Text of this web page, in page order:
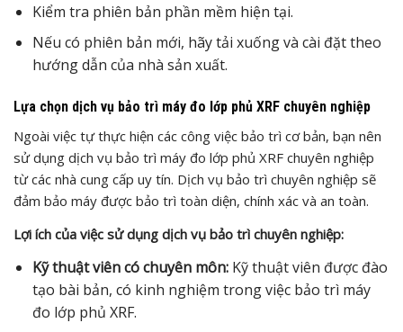
Kiểm tra phiên bản phần mềm hiện tại.
Nếu có phiên bản mới, hãy tải xuống và cài đặt theo
hướng dẫn của nhà sản xuất.
Lựa chọn dịch vụ bảo trì máy đo lớp phủ XRF chuyên nghiệp
Ngoài việc tự thực hiện các công việc bảo trì cơ bản, bạn nên
sử dụng dịch vụ bảo trì máy đo lớp phủ XRF chuyên nghiệp
từ các nhà cung cấp uy tín. Dịch vụ bảo trì chuyên nghiệp sẽ
đảm bảo máy được bảo trì toàn diện, chính xác và an toàn.
Lợi ích của việc sử dụng dịch vụ bảo trì chuyên nghiệp:
Kỹ thuật viên có chuyên môn:Kỹ thuật viên được đào
tạo bài bản, có kinh nghiệm trong việc bảo trì máy
đo lớp phủ XRF.